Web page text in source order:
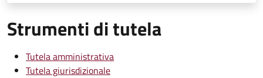
Strumenti di tutela
Tutela amministrativa
Tutela giurisdizionale